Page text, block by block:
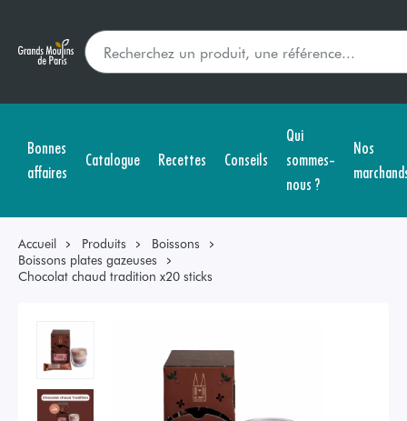
Bonnes
affaires
Catalogue Recettes Conseils
Qui
sommes-
nous ?
Nos
Accueil Produits
Boissons
Boissons plates gazeuses
Chocolat chaud tradition x20 sticks